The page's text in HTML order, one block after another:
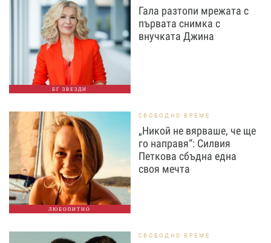
БГ ЗВЕЗДИ
Гала разтопи мрежата с
първата снимка с
внучката Джина
ЛЮБОПИТНО
СВОБОДНО ВРЕМЕ
„Никой не вярваше, че ще
го направя“: Силвия
Петкова сбъдна една
своя мечта
СВОБОДНО ВРЕМЕ